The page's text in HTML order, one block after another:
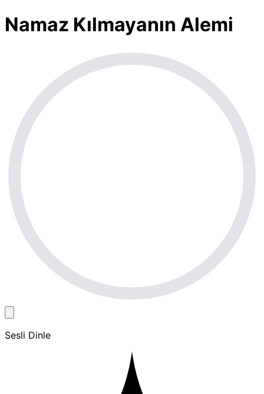
Namaz Kılmayanın Alemi
Sesli Dinle